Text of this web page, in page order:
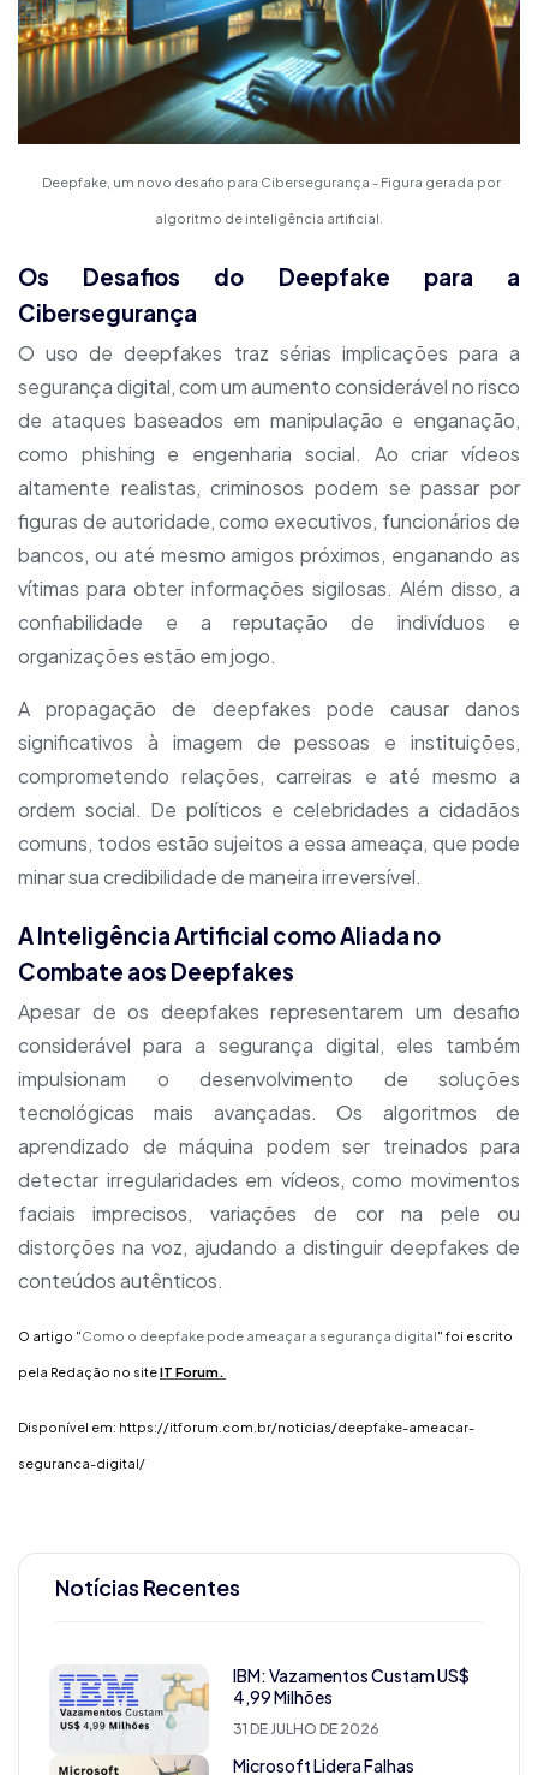
Deepfake, um novo desafio para Cibersegurança - Figura gerada por
algoritmo de inteligência artificial.
Os Desafios do Deepfake para a
Cibersegurança
O uso de deepfakes traz sérias implicações para a
segurança digital, com um aumento considerável no risco
de ataques baseados em manipulação e enganação,
como phishing e engenharia social. Ao criar vídeos
altamente realistas, criminosos podem se passar por
figuras de autoridade, como executivos, funcionários de
bancos, ou até mesmo amigos próximos, enganando as
vítimas para obter informações sigilosas. Além disso, a
confiabilidade e a reputação de indivíduos e
organizações estão em jogo.
A propagação de deepfakes pode causar danos
significativos à imagem de pessoas e instituições,
comprometendo relações, carreiras e até mesmo a
ordem social. De políticos e celebridades a cidadãos
comuns, todos estão sujeitos a essa ameaça, que pode
minar sua credibilidade de maneira irreversível.
A Inteligência Artificial como Aliada no
Combate aos Deepfakes
Apesar de os deepfakes representarem um desafio
considerável para a segurança digital, eles também
impulsionam o desenvolvimento de soluções
tecnológicas mais avançadas. Os algoritmos de
aprendizado de máquina podem ser treinados para
detectar irregularidades em vídeos, como movimentos
faciais imprecisos, variações de cor na pele ou
distorções na voz, ajudando a distinguir deepfakes de
conteúdos autênticos.
O artigo "Como o deepfake pode ameaçar a segurança digital" foi escrito
pela Redação no siteIT Forum.
Disponível em: https://itforum.com.br/noticias/deepfake-ameacar-
seguranca-digital/
Notícias Recentes
IBM: Vazamentos Custam US$
4,99 Milhões
31 DE JULHO DE 2026
Microsoft Lidera Falhas